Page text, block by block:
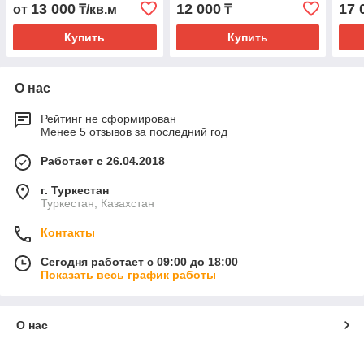
от 13 000 ₸/кв.м
Купить
12 000₸
Купить
17
О нас
Рейтинг не сформирован
Менее 5 отзывов за последний год
Работает с 26.04.2018
г. Туркестан
Туркестан, Казахстан
Контакты
Сегодня работает с 09:00 до 18:00
Показать весь график работы
О нас